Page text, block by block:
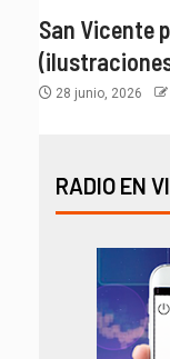
San Vicente
28 junio, 2026
RADIO EN